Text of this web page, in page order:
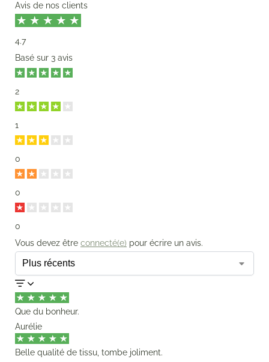
Avis de nos clients
4.7
Basé sur 3 avis
2
1
0
0
0
Vous devez être connecté(e) pour écrire un avis.
Que du bonheur.
Aurélie
Belle qualité de tissu, tombe joliment.